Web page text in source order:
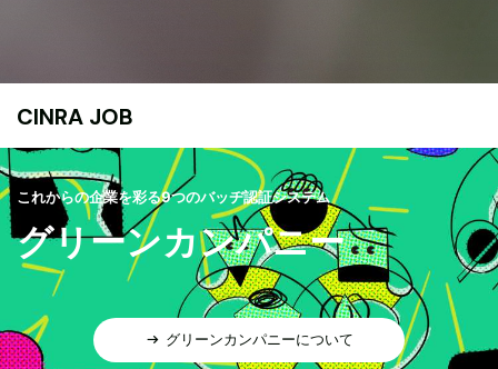
CINRA JOB
これからの企業を彩る9つのバッヂ認証システム
グリーンカンパニー
グリーンカンパニーについて